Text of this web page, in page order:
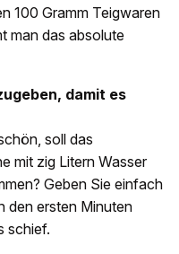
100 Gramm Teigwaren
man das absolute
damit es
soll das
mit zig Litern Wasser
Geben Sie einfach
den ersten Minuten
schief.